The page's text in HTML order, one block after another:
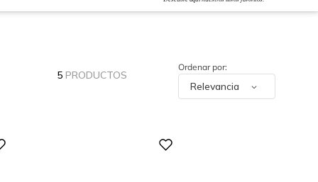
5 PRODUCTOS
Relevancia